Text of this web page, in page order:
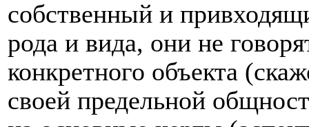
собственный и
рода и вида, они не
конкретного объекта
своей предельной